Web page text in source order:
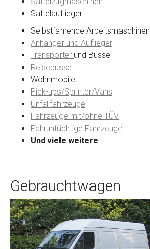
Sattelauflieger
Selbstfahrende Arbeitsmaschinen
Anhänger und Auflieger
Transporter und Busse
Reisebusse
Wohnmobile
Pick-ups/Sprinter/Vans
Unfallfahrzeuge
Fahrzeuge mit/ohne TÜV
Fahruntüchtige Fahrzeuge
Und viele weitere
Gebrauchtwagen